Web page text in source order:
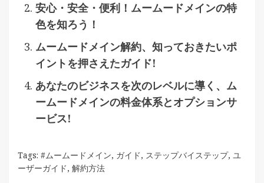
安心・安全・便利！ムームードメインの特
色を知ろう！
ムームードメイン解約、知っておきたいポ
イントを押さえたガイド!
あなたのビジネスを次のレベルに導く、ム
ームードメインの料金体系とオプションサ
ービス!
Tags: #ムームードメイン, ガイド, ステップバイステップ, ユ
ーザーガイド, 解約方法